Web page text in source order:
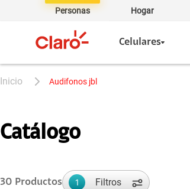
Personas Hogar
Celulares
audifonos jbl
Catálogo
30 Productos 1 Filtros